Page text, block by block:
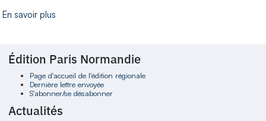
En savoir plus
Édition Paris Normandie
Page d'accueil de l'édition régionale
Dernière lettre envoyée
S'abonner/se désabonner
Actualités